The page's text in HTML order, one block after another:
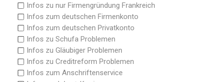
Infos zu nur Firmengründung Frankreich
Infos zum deutschen Firmenkonto
Infos zum deutschen Privatkonto
Infos zu Schufa Problemen
Infos zu Gläubiger Problemen
Infos zu Creditreform Problemen
Infos zum Anschriftenservice